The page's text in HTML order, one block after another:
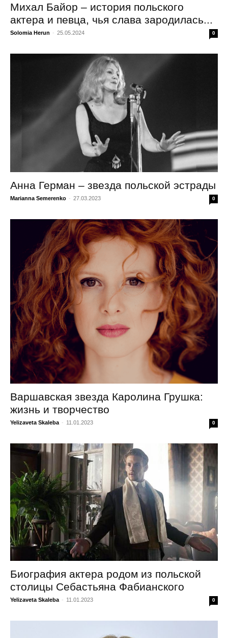
Михал Байор – история польского
актера и певца, чья слава зародилась...
Solomia Herun - 25.05.2024 0
Анна Герман – звезда польской эстрады
Marianna Semerenko - 27.03.2023 0
Варшавская звезда Каролина Грушка:
жизнь и творчество
Yelizaveta Skaleba - 11.01.2023 0
Биография актера родом из польской
столицы Себастьяна Фабианского
Yelizaveta Skaleba - 11.01.2023 0